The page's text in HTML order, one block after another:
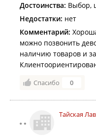
Достоинства: Выбор,
Недостатки: нет
Комментарий:
можно позвонить
наличию товаров и
Спасибо 0
Тайская